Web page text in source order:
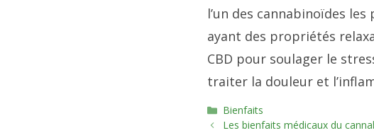
l’un des cannabinoïdes
ayant des propriétés
CBD pour soulager le
traiter la douleur et
Catégories
Bienfaits
Les bienfaits médicaux du